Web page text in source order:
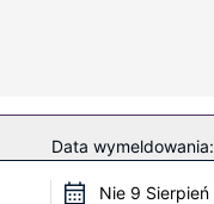
mikrofalowa.
Data wymeldowania:
Nie 9 Sierpień